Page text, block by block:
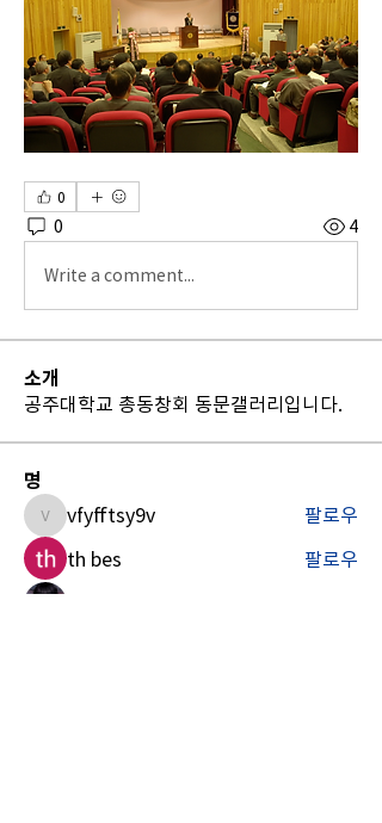
0
0 4
Write a comment...
소개
공주대학교 총동창회 동문갤러리입니다.
명
vfyfftsy9v
vfyfftsy9v 팔로우
th bes 팔로우